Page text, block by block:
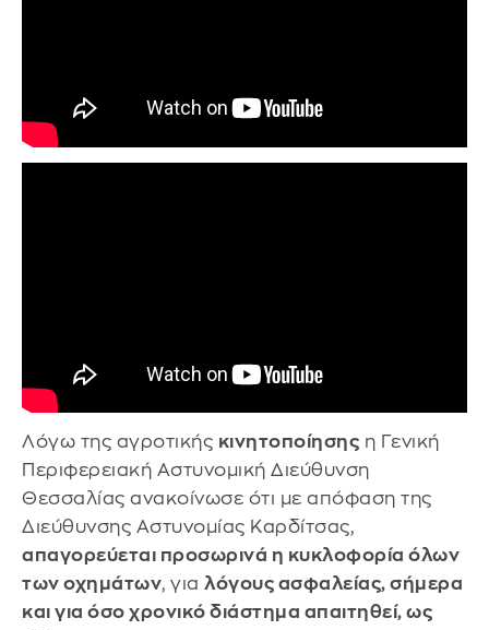
Λόγω της αγροτικής κινητοποίησης η Γενική
Περιφερειακή Αστυνομική Διεύθυνση
Θεσσαλίας ανακοίνωσε ότι με απόφαση της
Διεύθυνσης Αστυνομίας Καρδίτσας,
απαγορεύεται προσωρινά η κυκλοφορία όλων
των οχημάτων, για λόγους ασφαλείας, σήμερα
και για όσο χρονικό διάστημα απαιτηθεί, ως